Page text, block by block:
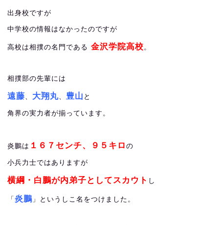
出身校ですが
中学校の情報はなかったのですが
高校は相撲の名門である 金沢学院高校。
相撲部の先輩には
遠藤、 大翔丸、 豊山 と
角界の実力者が揃っています。
炎鵬は １６７センチ、９５キロ の
小兵力士ではありますが
横綱・白鵬が内弟子としてスカウト し
「 炎鵬 」というしこ名をつけました。